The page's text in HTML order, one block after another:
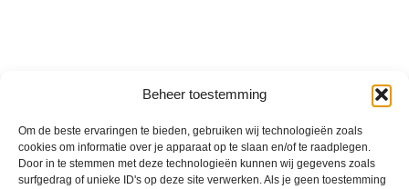
Beheer toestemming
Om de beste ervaringen te bieden, gebruiken wij technologieën zoals
cookies om informatie over je apparaat op te slaan en/of te raadplegen.
Door in te stemmen met deze technologieën kunnen wij gegevens zoals
surfgedrag of unieke ID's op deze site verwerken. Als je geen toestemming